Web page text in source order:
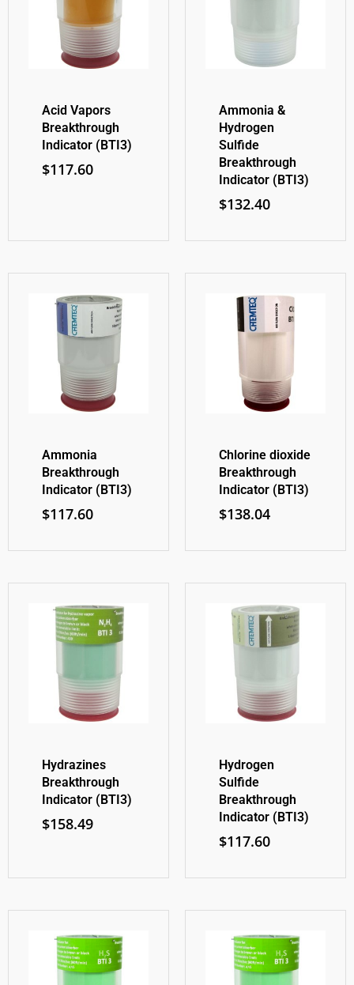
Acid Vapors
Breakthrough
Indicator (BTI3)
$117.60
Ammonia &
Hydrogen
Sulfide
Breakthrough
Indicator (BTI3)
$132.40
Ammonia
Breakthrough
Indicator (BTI3)
$117.60
Chlorine dioxide
Breakthrough
Indicator (BTI3)
$138.04
Hydrazines
Breakthrough
Indicator (BTI3)
$158.49
Hydrogen
Sulfide
Breakthrough
Indicator (BTI3)
$117.60